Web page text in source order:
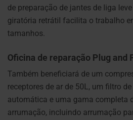
de preparação de jantes de liga
giratória retrátil facilita o trabalho
tamanhos.
Oficina de reparação Plug and
Também beneficiará de um
receptores de ar de 50L, um filtro
automática e uma gama completa
arrumação, incluindo arrumação